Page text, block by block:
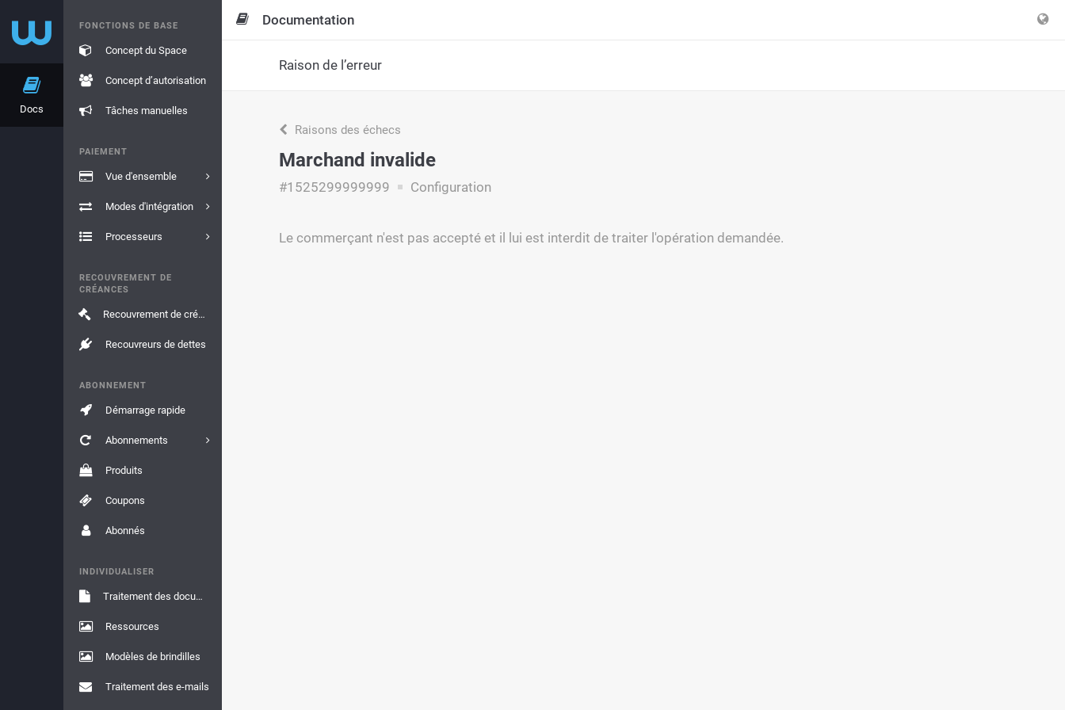
Docs
FONCTIONS DE BASE
Concept du Space
Concept d’autorisation
Tâches manuelles
PAIEMENT
Vue d'ensemble
Modes d'intégration
Processeurs
RECOUVREMENT DE
CRÉANCES
Recouvrement de créances
Recouvreurs de dettes
ABONNEMENT
Démarrage rapide
Abonnements
Produits
Coupons
Abonnés
INDIVIDUALISER
Traitement des documents
Ressources
Modèles de brindilles
Traitement des e-mails
Documentation
Raison de l’erreur
Raisons des échecs
Marchand invalide
#1525299999999 Configuration
Le commerçant n'est pas accepté et il lui est interdit de traiter l'opération demandée.